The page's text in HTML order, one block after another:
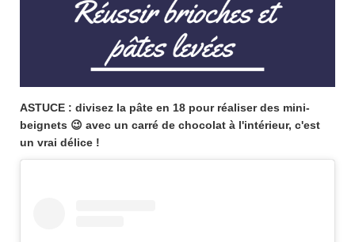
ASTUCE : divisez la pâte en 18 pour réaliser des mini-
beignets 😉 avec un carré de chocolat à l'intérieur, c'est
un vrai délice !